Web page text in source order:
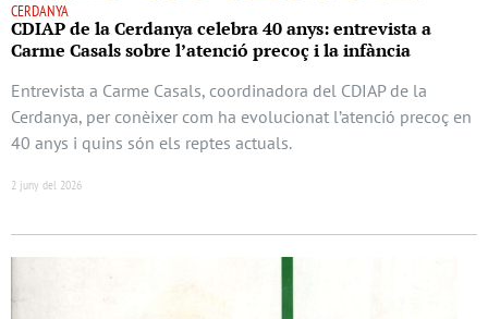
CERDANYA
CDIAP de la Cerdanya celebra 40 anys: entrevista a
Carme Casals sobre l’atenció precoç i la infància
Entrevista a Carme Casals, coordinadora del CDIAP de la
Cerdanya, per conèixer com ha evolucionat l’atenció precoç en
40 anys i quins són els reptes actuals.
2 juny del 2026